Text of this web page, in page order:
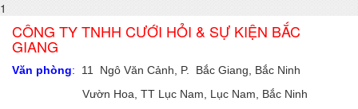
1
CÔNG TY TNHH CƯỚI HỎI & SỰ KIỆN BẮC
GIANG
Văn phòng: 11 Ngô Văn Cảnh, P. Bắc Giang, Bắc Ninh
Vườn Hoa, TT Lục Nam, Lục Nam, Bắc Ninh